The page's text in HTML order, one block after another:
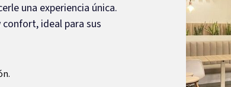
una experiencia única.
ideal para sus